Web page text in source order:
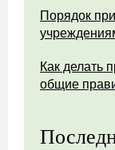
Порядок
Как делать
общие